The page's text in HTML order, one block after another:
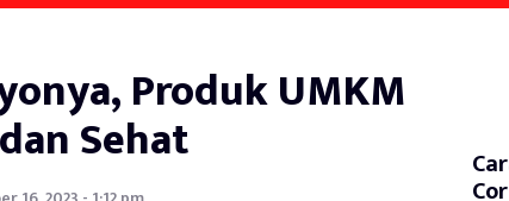
Produk UMKM
Sehat